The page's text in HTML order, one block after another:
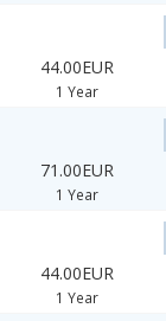
44.00EUR
1 Year
71.00EUR
1 Year
44.00EUR
1 Year